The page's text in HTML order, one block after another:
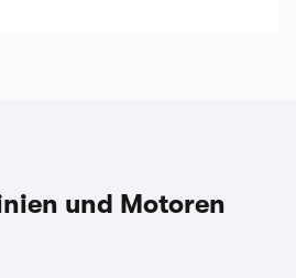
und Motoren